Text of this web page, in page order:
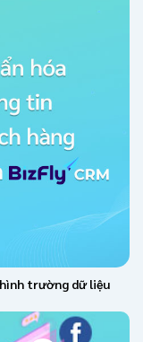
trường dữ liệu